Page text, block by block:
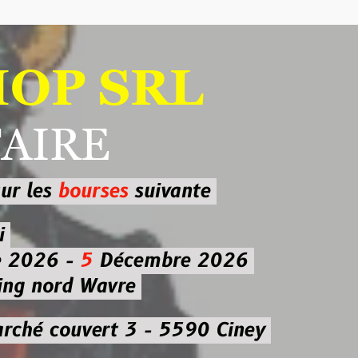
SRL
suivante
5Décembre 2026
Wavre
3 - 5590 Ciney